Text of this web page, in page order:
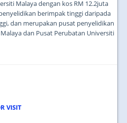
Malaya dengan kos RM 12.2juta
berimpak tinggi daripada
dan merupakan pusat penyelidikan
dan Pusat Perubatan Universiti
VISIT